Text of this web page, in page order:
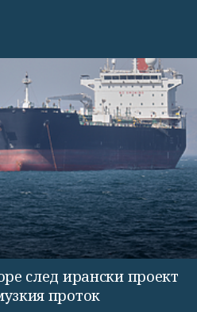
след ирански проект
проток